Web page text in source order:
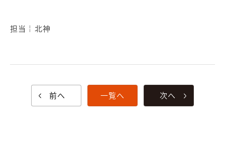
担当￤北神
前へ 一覧へ 次へ